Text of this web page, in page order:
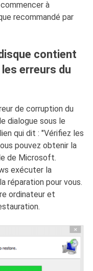
à
recommandé par
contient
erreurs du
de corruption du
dialogue sous le
qui dit : "Vérifiez les
pouvez obtenir la
de Microsoft.
exécuter la
réparation pour vous.
ordinateur et